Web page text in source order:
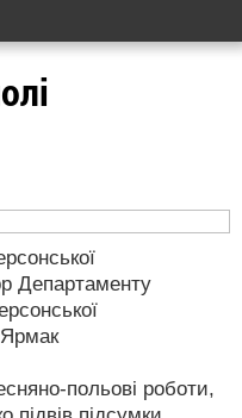
Департаменту
Ярмак
польові роботи,